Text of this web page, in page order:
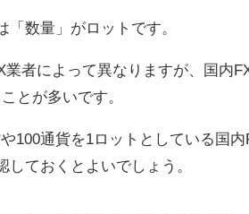
「数量」がロットです。
業者によって異なりますが、国内
とが多いです。
100通貨を1ロットとしている国
しておくとよいでしょう。